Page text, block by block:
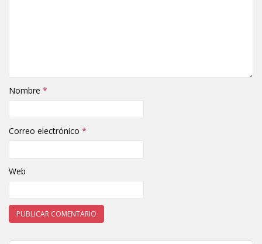
Nombre *
Correo electrónico *
Web